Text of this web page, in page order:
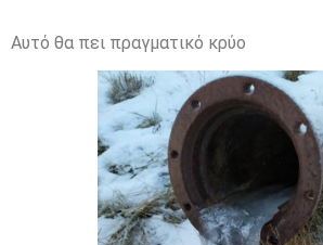
Αυτό θα πει πραγματικό κρύο